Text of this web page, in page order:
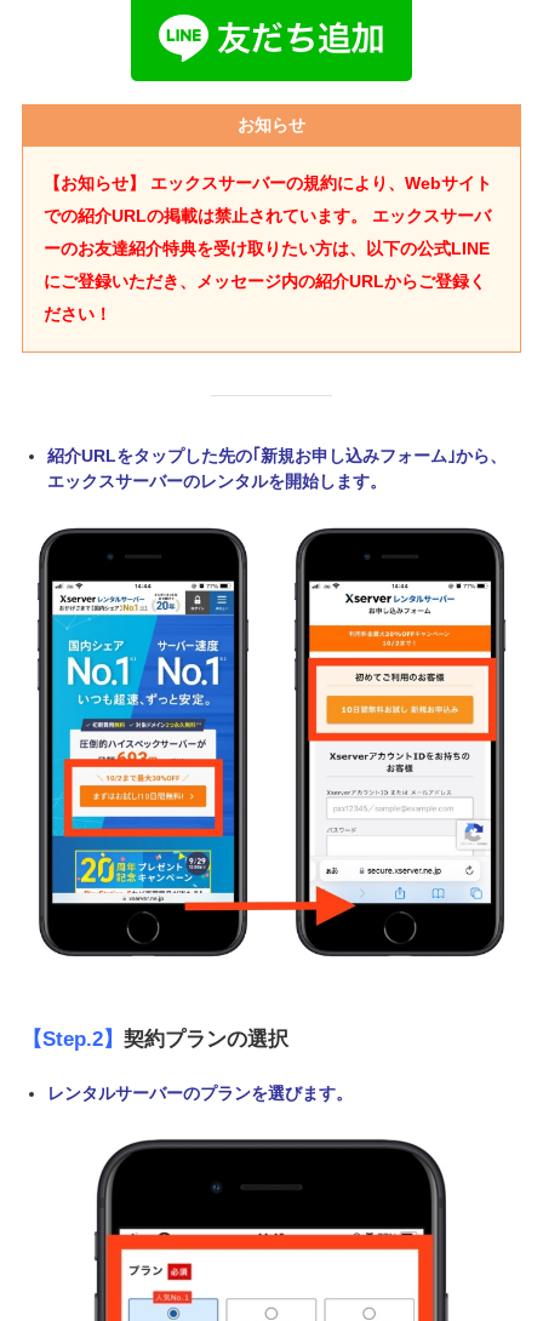
お知らせ
【お知らせ】 エックスサーバーの規約により、Webサイト
での紹介URLの掲載は禁止されています。 エックスサーバ
ーのお友達紹介特典を受け取りたい方は、以下の公式LINE
にご登録いただき、メッセージ内の紹介URLからご登録く
ださい！
紹介URLをタップした先の｢新規お申し込みフォーム｣から、
エックスサーバーのレンタルを開始します。
【Step.2】 契約プランの選択
レンタルサーバーのプランを選びます。